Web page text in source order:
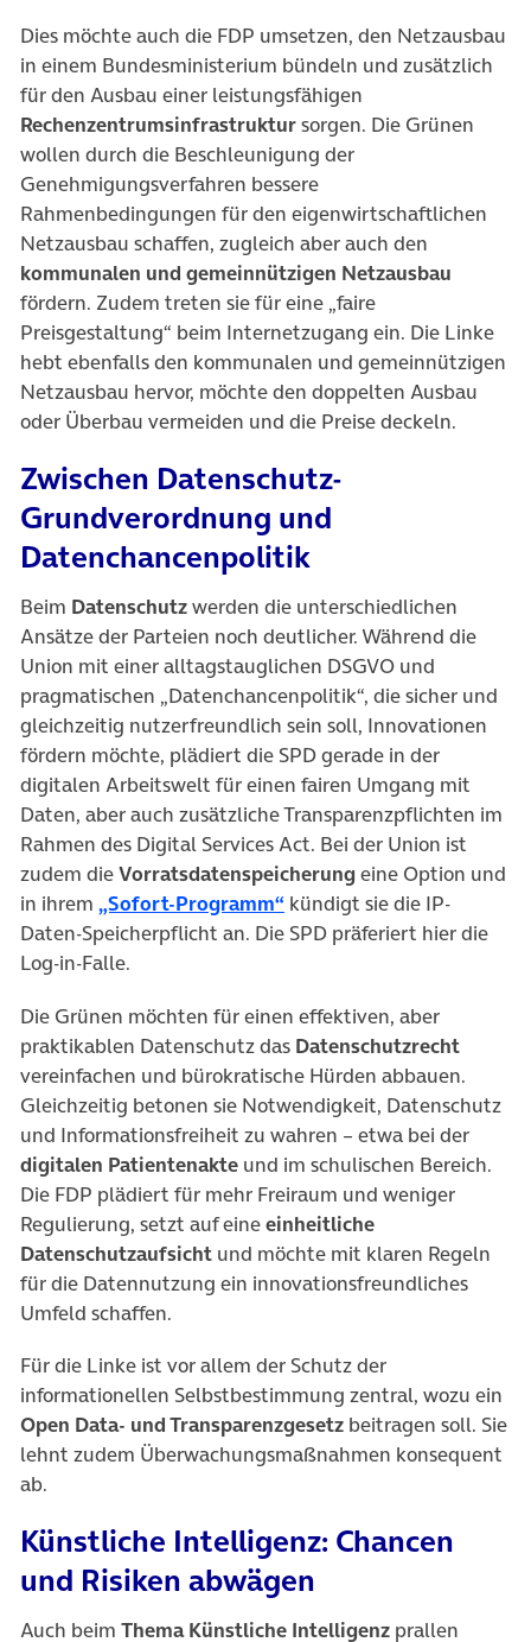
Dies möchte auch die FDP umsetzen, den Netzausbau
in einem Bundesministerium bündeln und zusätzlich
für den Ausbau einer leistungsfähigen
Rechenzentrumsinfrastruktursorgen. Die Grünen
wollen durch die Beschleunigung der
Genehmigungsverfahren bessere
Rahmenbedingungen für den eigenwirtschaftlichen
Netzausbau schaffen, zugleich aber auch den
kommunalen und gemeinnützigen Netzausbau
fördern. Zudem treten sie für eine „faire
Preisgestaltung“ beim Internetzugang ein. Die Linke
hebt ebenfalls den kommunalen und gemeinnützigen
Netzausbau hervor, möchte den doppelten Ausbau
oder Überbau vermeiden und die Preise deckeln.
Zwischen Datenschutz-
Grundverordnung und
Datenchancenpolitik
Beim Datenschutzwerden die unterschiedlichen
Ansätze der Parteien noch deutlicher. Während die
Union mit einer alltagstauglichen DSGVO und
pragmatischen „Datenchancenpolitik“, die sicher und
gleichzeitig nutzerfreundlich sein soll, Innovationen
fördern möchte, plädiert die SPD gerade in der
digitalen Arbeitswelt für einen fairen Umgang mit
Daten, aber auch zusätzliche Transparenzpflichten im
Rahmen des Digital Services Act. Bei der Union ist
zudem dieVorratsdatenspeicherung eine Option und
in ihrem „Sofort-Programm“ (öffnet in neuem Tab)
kündigt sie die IP-
Daten-Speicherpflicht an. Die SPD präferiert hier die
Log-in-Falle.
Die Grünen möchten für einen effektiven, aber
praktikablen Datenschutz das Datenschutzrecht
vereinfachen und bürokratische Hürden abbauen.
Gleichzeitig betonen sie Notwendigkeit, Datenschutz
und Informationsfreiheit zu wahren – etwa bei der
digitalen Patientenakte und im schulischen Bereich.
Die FDP plädiert für mehr Freiraum und weniger
Regulierung, setzt auf eineeinheitliche
Datenschutzaufsicht und möchte mit klaren Regeln
für die Datennutzung ein innovationsfreundliches
Umfeld schaffen.
Für die Linke ist vor allem der Schutz der
informationellen Selbstbestimmung zentral, wozu ein
Open Data- und Transparenzgesetz beitragen soll. Sie
lehnt zudem Überwachungsmaßnahmen konsequent
ab.
Künstliche Intelligenz: Chancen
und Risiken abwägen
Auch beim Thema Künstliche Intelligenz prallen